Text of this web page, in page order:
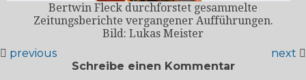
Bertwin Fleck durchforstet gesammelte
Zeitungsberichte vergangener Aufführungen.
Bild: Lukas Meister
previous
next
Schreibe einen Kommentar